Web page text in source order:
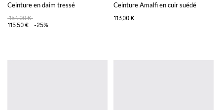
Ceinture en daim tressé
154,00 €
115,50 €
-25%
Ceinture Amalfi en cuir suédé
113,00 €